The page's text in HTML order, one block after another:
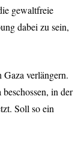
gewaltfreie
dabei zu sein,
verlängern.
in der
Soll so ein